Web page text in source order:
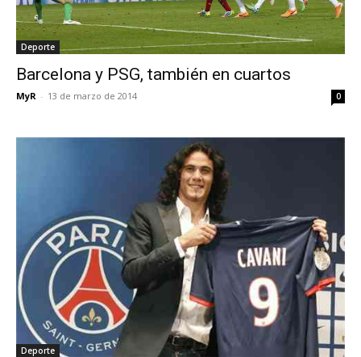
Deporte
Barcelona y PSG, también en cuartos
MyR - 13 de marzo de 2014 0
Deporte